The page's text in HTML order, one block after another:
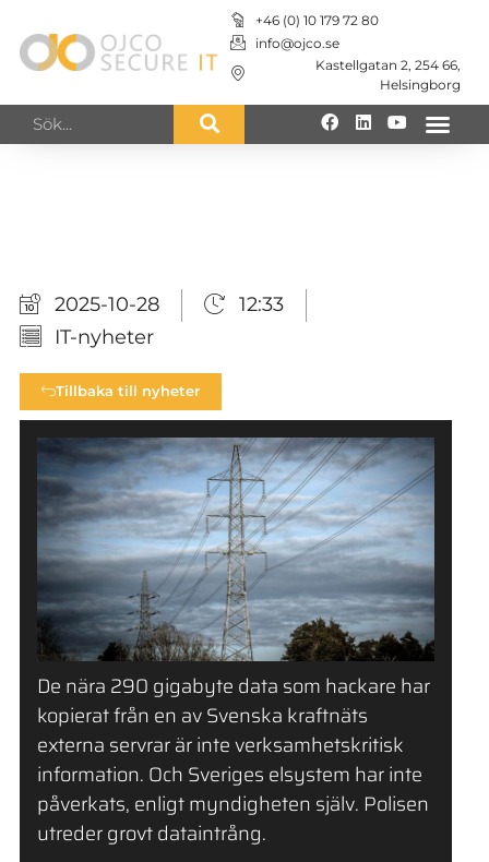
+46 (0) 10 179 72 80
info@ojco.se
Kastellgatan 2, 254 66,
Helsingborg
2025-10-28
12:33
IT-nyheter
Tillbaka till nyheter
De nära 290 gigabyte data som hackare har
kopierat från en av Svenska kraftnäts
externa servrar är inte verksamhetskritisk
information. Och Sveriges elsystem har inte
påverkats, enligt myndigheten själv. Polisen
utreder grovt dataintrång.